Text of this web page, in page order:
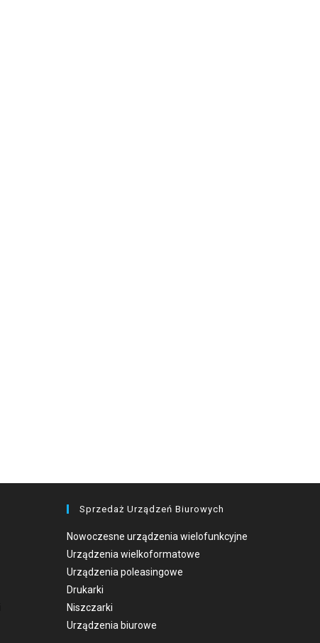
Sprzedaż Urządzeń Biurowych
Nowoczesne urządzenia wielofunkcyjne
Urządzenia wielkoformatowe
Urządzenia poleasingowe
Drukarki
Niszczarki
Urządzenia biurowe